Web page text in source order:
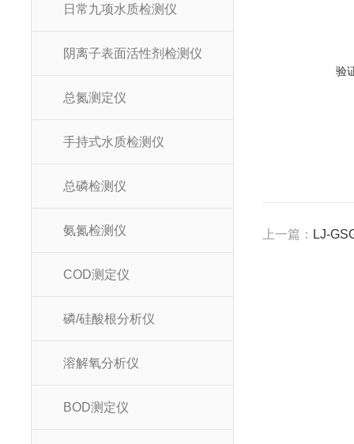
日常九项水质检测仪
阴离子表面活性剂检测仪
总氮测定仪
手持式水质检测仪
总磷检测仪
氨氮检测仪
COD测定仪
磷/硅酸根分析仪
溶解氧分析仪
BOD测定仪
验
上一篇： LJ-